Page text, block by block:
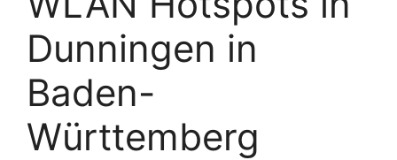
Dunningen in
Baden-
Württemberg